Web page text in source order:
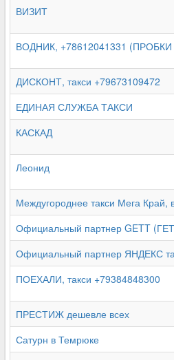
ВИЗИТ
ВОДНИК, +78612041331
ДИСКОНТ, такси +79673109472
ЕДИНАЯ СЛУЖБА ТАКСИ
КАСКАД
Леонид
Междугороднее такси Мега Край,
Официальный партнер GETT
Официальный партнер ЯНДЕКС
ПОЕХАЛИ, такси +79384848300
ПРЕСТИЖ дешевле всех
Сатурн в Темрюке